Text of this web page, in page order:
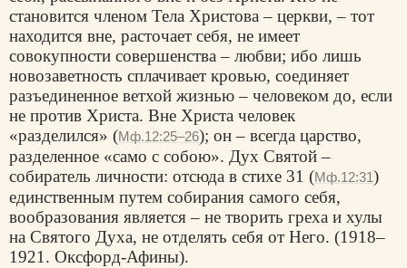
становится членом Тела Христова – церкви, – тот
находится вне, расточает себя, не имеет
совокупности совершенства – любви; ибо лишь
новозаветность сплачивает кровью, соединяет
разъединенное ветхой жизнью – человеком до, если
не против Христа. Вне Христа человек
«разделился» (Мф.12:25–26); он – всегда царство,
разделенное «само с собою». Дух Святой –
собиратель личности: отсюда в стихе 31 (Мф.12:31)
единственным путем собирания самого себя,
вообразования является – не творить греха и хулы
на Святого Духа, не отделять себя от Него. (1918–
1921. Оксфорд-Афины).